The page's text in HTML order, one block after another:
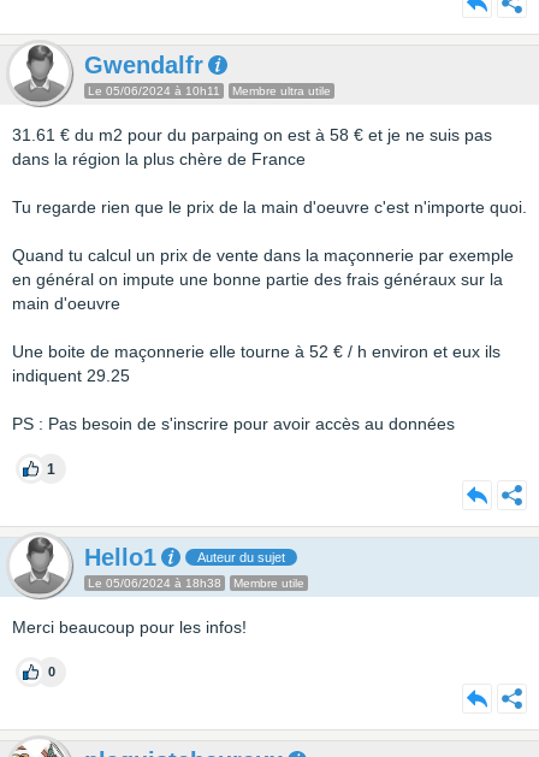
Gwendalfr
Le 05/06/2024 à 10h11 Membre ultra utile
31.61 € du m2 pour du parpaing on est à 58 € et je ne suis pas
dans la région la plus chère de France
Tu regarde rien que le prix de la main d'oeuvre c'est n'importe quoi.
Quand tu calcul un prix de vente dans la maçonnerie par exemple
en général on impute une bonne partie des frais généraux sur la
main d'oeuvre
Une boite de maçonnerie elle tourne à 52 € / h environ et eux ils
indiquent 29.25
PS : Pas besoin de s'inscrire pour avoir accès au données
1
Hello1 Auteur du sujet
Le 05/06/2024 à 18h38 Membre utile
Merci beaucoup pour les infos!
0